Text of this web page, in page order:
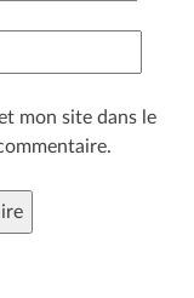
mon site dans le